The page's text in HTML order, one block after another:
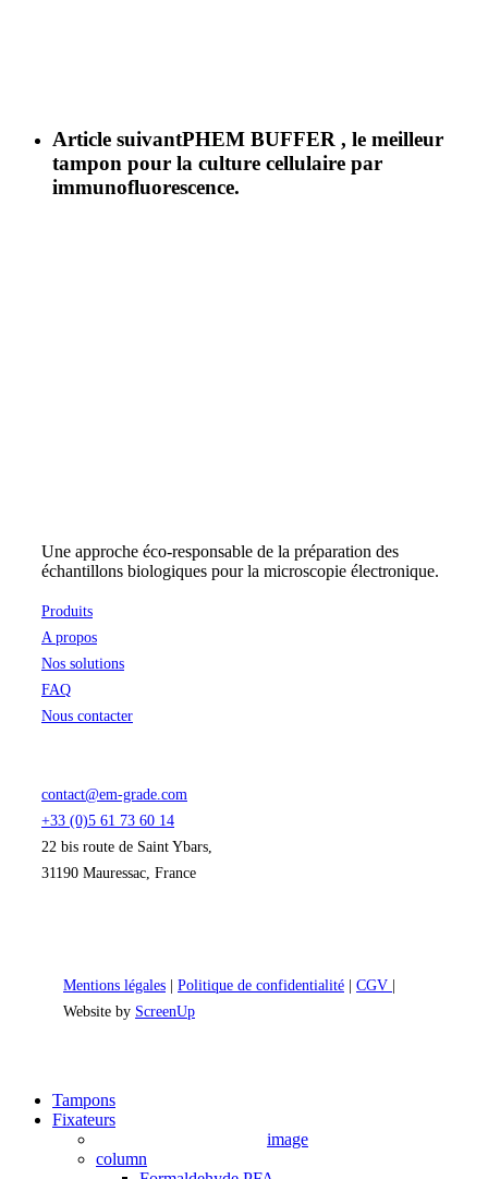
Article suivantPHEM BUFFER , le meilleur
tampon pour la culture cellulaire par
immunofluorescence.
Une approche éco-responsable de la préparation des
échantillons biologiques pour la microscopie électronique.
Produits
A propos
Nos solutions
FAQ
Nous contacter
contact@em-grade.com
+33 (0)5 61 73 60 14
22 bis route de Saint Ybars,
31190 Mauressac, France
Mentions légales Politique de confidentialité CGV
Website by ScreenUp
Close
Menu
Tampons
Fixateurs
image
column